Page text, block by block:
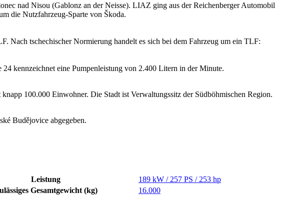
nad Nisou (Gablonz an der Neisse). LIAZ ging aus der Reichenberger Automobil
die Nutzfahrzeug-Sparte von Škoda.
Nach tschechischer Normierung handelt es sich bei dem Fahrzeug um ein TLF:
kennzeichnet eine Pumpenleistung von 2.400 Litern in der Minute.
100.000 Einwohner. Die Stadt ist Verwaltungssitz der Südböhmischen Region.
Budějovice abgegeben.
Leistung
189 kW / 257 PS / 253 hp
Gesamtgewicht (kg)
16.000